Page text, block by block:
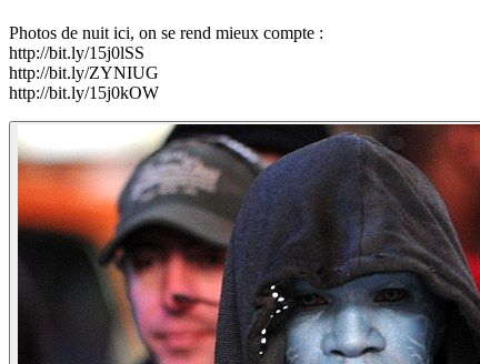
Photos de nuit ici, on se rend mieux compte :
http://bit.ly/15j0lSS
http://bit.ly/ZYNIUG
http://bit.ly/15j0kOW